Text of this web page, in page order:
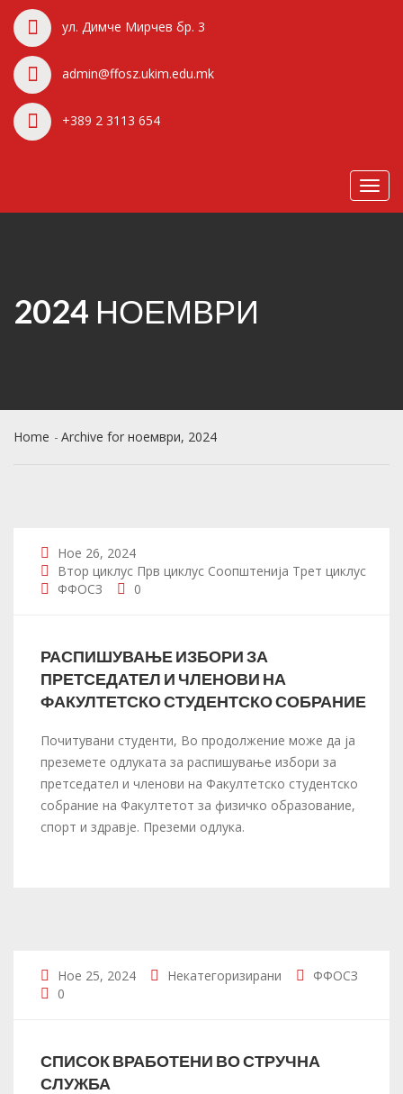
ул. Димче Мирчев бр. 3
admin@ffosz.ukim.edu.mk
+389 2 3113 654
2024 НОЕМВРИ
Home Archive for ноември, 2024
Ное 26, 2024
Втор циклус Прв циклус Соопштенија Трет циклус
ФФОСЗ
0
РАСПИШУВАЊЕ ИЗБОРИ ЗА
ПРЕТСЕДАТЕЛ И ЧЛЕНОВИ НА
ФАКУЛТЕТСКО СТУДЕНТСКО СОБРАНИЕ
Почитувани студенти, Во продолжение може да ја
преземете одлуката за распишување избори за
претседател и членови на Факултетско студентско
собрание на Факултетот за физичко образование,
спорт и здравје. Преземи одлука.
Ное 25, 2024 Некатегоризирани
ФФОСЗ
0
СПИСОК ВРАБОТЕНИ ВО СТРУЧНА
СЛУЖБА